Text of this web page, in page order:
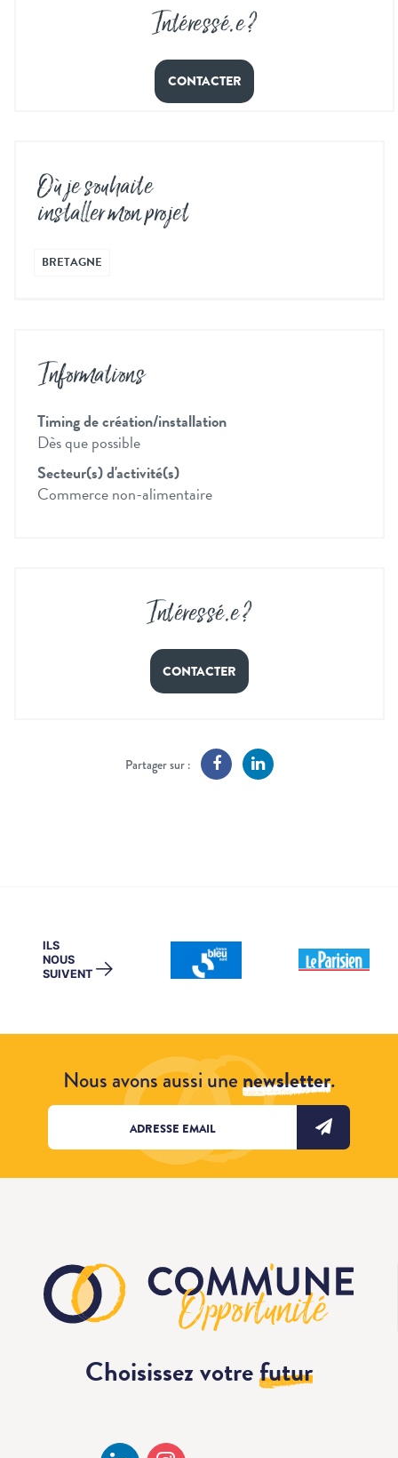
Intéressé.e ?
CONTACTER
Où je souhaite
installer mon projet
BRETAGNE
Informations
Timing de création/installation
Dès que possible
Secteur(s) d'activité(s)
Commerce non-alimentaire
Intéressé.e ?
CONTACTER
Partager sur :
ILS
NOUS
SUIVENT →
Nous avons aussi unenewsletter.
Choisissez votrefutur